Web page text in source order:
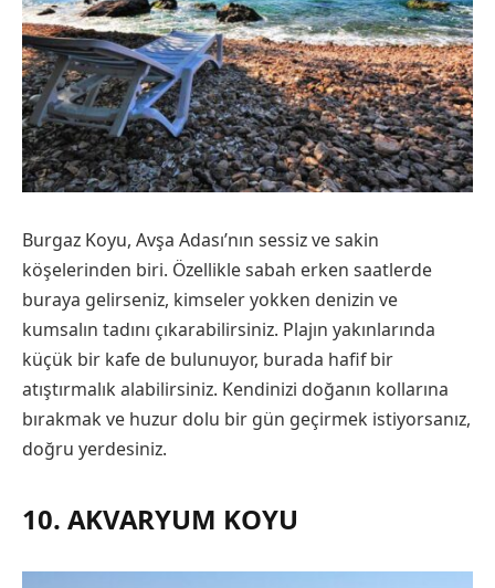
Burgaz Koyu, Avşa Adası’nın sessiz ve sakin
köşelerinden biri. Özellikle sabah erken saatlerde
buraya gelirseniz, kimseler yokken denizin ve
kumsalın tadını çıkarabilirsiniz. Plajın yakınlarında
küçük bir kafe de bulunuyor, burada hafif bir
atıştırmalık alabilirsiniz. Kendinizi doğanın kollarına
bırakmak ve huzur dolu bir gün geçirmek istiyorsanız,
doğru yerdesiniz.
10. AKVARYUM KOYU